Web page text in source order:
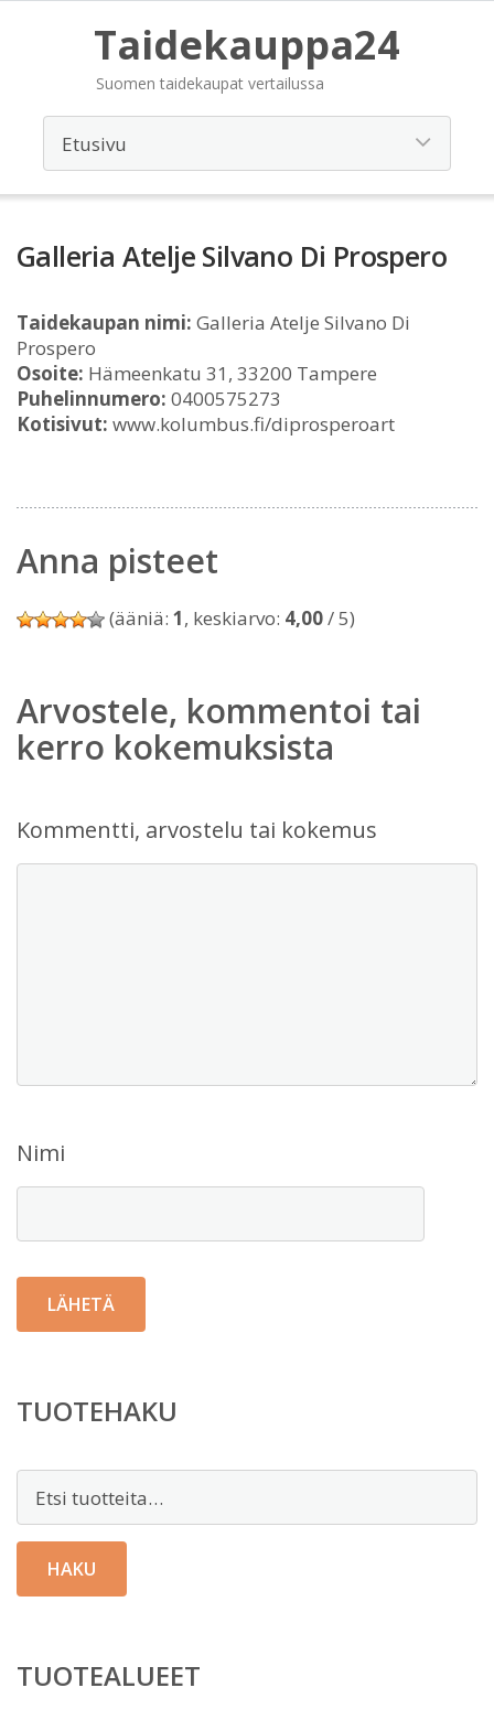
Taidekauppa24
Suomen taidekaupat vertailussa
Galleria Atelje Silvano Di Prospero
Taidekaupan nimi: Galleria Atelje Silvano Di
Prospero
Osoite: Hämeenkatu 31, 33200 Tampere
Puhelinnumero: 0400575273
Kotisivut: www.kolumbus.fi/diprosperoart
Anna pisteet
(ääniä: 1, keskiarvo: 4,00/ 5)
Arvostele, kommentoi tai
kerro kokemuksista
Kommentti, arvostelu tai kokemus
Nimi
TUOTEHAKU
HAKU
TUOTEALUEET